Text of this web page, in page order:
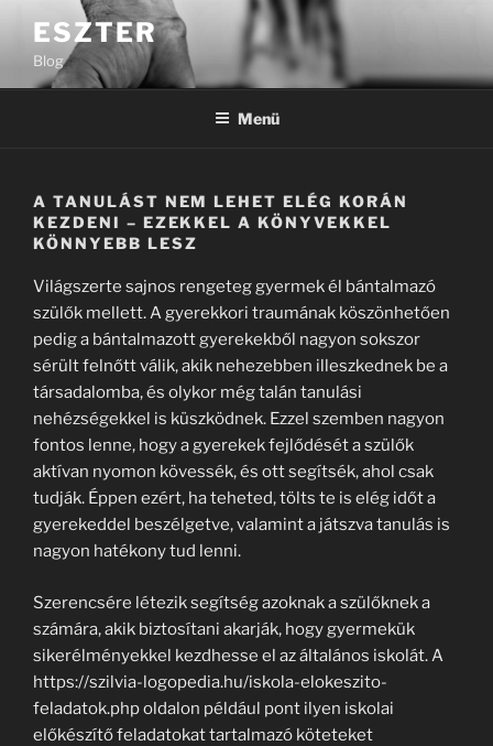
Tartalomhoz
ESZTER
Blog
Menü
A TANULÁST NEM LEHET ELÉG KORÁN
KEZDENI – EZEKKEL A KÖNYVEKKEL
KÖNNYEBB LESZ
Világszerte sajnos rengeteg gyermek él bántalmazó
szülők mellett. A gyerekkori traumának köszönhetően
pedig a bántalmazott gyerekekből nagyon sokszor
sérült felnőtt válik, akik nehezebben illeszkednek be a
társadalomba, és olykor még talán tanulási
nehézségekkel is küszködnek. Ezzel szemben nagyon
fontos lenne, hogy a gyerekek fejlődését a szülők
aktívan nyomon kövessék, és ott segítsék, ahol csak
tudják. Éppen ezért, ha teheted, tölts te is elég időt a
gyerekeddel beszélgetve, valamint a játszva tanulás is
nagyon hatékony tud lenni.
Szerencsére létezik segítség azoknak a szülőknek a
számára, akik biztosítani akarják, hogy gyermekük
sikerélményekkel kezdhesse el az általános iskolát. A
https://szilvia-logopedia.hu/iskola-elokeszito-
feladatok.php oldalon például pont ilyen iskolai
előkészítő feladatokat tartalmazó köteteket